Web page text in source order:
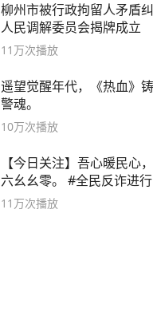
柳州市被行政拘留人矛盾
人民调解委员会揭牌成立
11万次播放
遥望觉醒年代，《热血》
警魂。
10万次播放
【今日关注】吾心暖民心
六幺幺零。 #全民反诈进
11万次播放